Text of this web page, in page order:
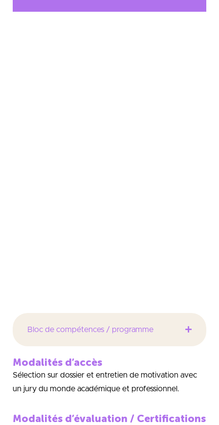
Bloc de compétences / programme
Modalités d’accès
Sélection sur dossier et entretien de motivation avec
un jury du monde académique et professionnel.
Modalités d’évaluation / Certifications